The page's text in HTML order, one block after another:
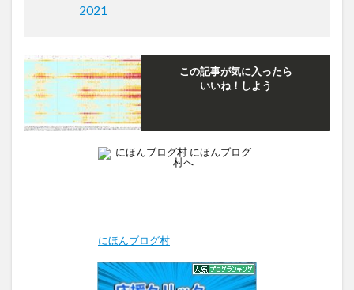
2021
この記事が気に入ったら
いいね！しよう
にほんブログ村